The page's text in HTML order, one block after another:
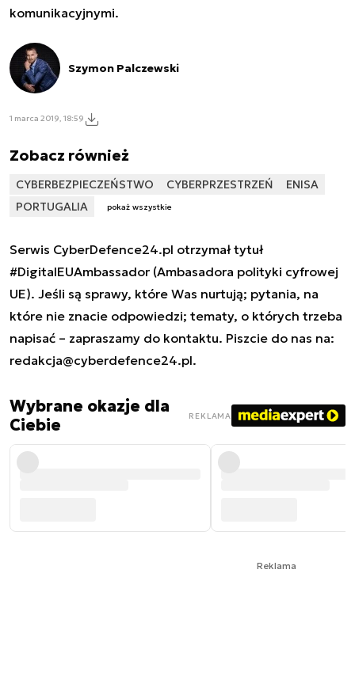
komunikacyjnymi.
Szymon Palczewski
1 marca 2019, 18:59
Zobacz również
CYBERBEZPIECZEŃSTWO CYBERPRZESTRZEŃ
ENISA
PORTUGALIA
pokaż wszystkie
Serwis CyberDefence24.pl otrzymał tytuł
#DigitalEUAmbassador (Ambasadora polityki cyfrowej
UE). Jeśli są sprawy, które Was nurtują; pytania, na
które nie znacie odpowiedzi; tematy, o których trzeba
napisać – zapraszamy do kontaktu. Piszcie do nas na:
redakcja@cyberdefence24.pl.
Wybrane okazje dla
Ciebie
REKLAMA
Reklama